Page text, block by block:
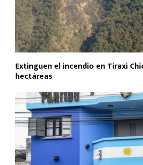
Extinguen el incendio en Tiraxi
hectáreas